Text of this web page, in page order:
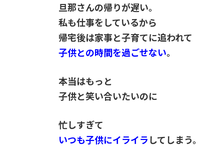
旦那さんの帰りが遅い。
私も仕事をしているから
帰宅後は家事と子育てに追われて
子供との時間を過ごせない。
本当はもっと
子供と笑い合いたいのに
忙しすぎて
いつも子供にイライラしてしまう。